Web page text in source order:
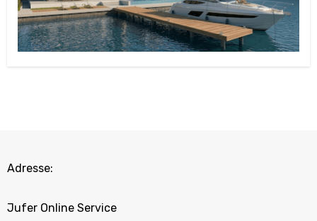
Adresse:
Jufer Online Service